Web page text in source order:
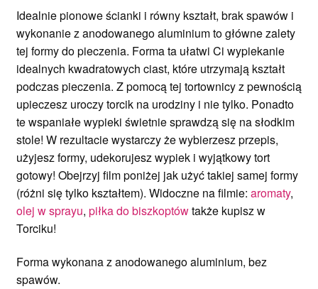
Idealnie pionowe ścianki i równy kształt, brak spawów i
wykonanie z anodowanego aluminium to główne zalety
tej formy do pieczenia. Forma ta ułatwi Ci wypiekanie
idealnych kwadratowych ciast, które utrzymają kształt
podczas pieczenia. Z pomocą tej tortownicy z pewnością
upieczesz uroczy torcik na urodziny i nie tylko. Ponadto
te wspaniałe wypieki świetnie sprawdzą się na słodkim
stole! W rezultacie wystarczy że wybierzesz przepis,
użyjesz formy, udekorujesz wypiek i wyjątkowy tort
gotowy! Obejrzyj film poniżej jak użyć takiej samej formy
(różni się tylko kształtem). Widoczne na filmie: aromaty,
olej w sprayu, piłka do biszkoptówtakże kupisz w
Torciku!
Forma wykonana z anodowanego aluminium, bez
spawów.